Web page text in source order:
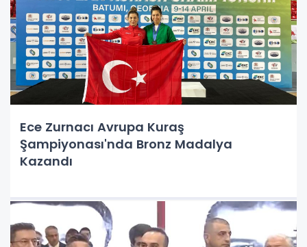
Ece Zurnacı Avrupa Kuraş
Şampiyonası'nda Bronz Madalya
Kazandı